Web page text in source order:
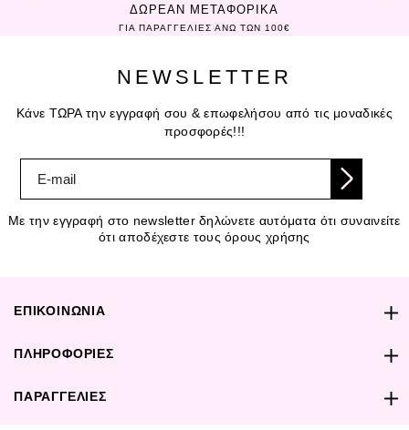
ΔΩΡΕΑΝ ΜΕΤΑΦΟΡΙΚΑ
ΓΙΑ ΠΑΡΑΓΓΕΛΙΕΣ ΑΝΩ ΤΩΝ 100€
NEWSLETTER
Κάνε ΤΩΡΑ την εγγραφή σου & επωφελήσου από τις μοναδικές
προσφορές!!!
Με την εγγραφή στο newsletter δηλώνετε αυτόματα ότι συναινείτε
ότι αποδέχεστε τους όρους χρήσης
ΕΠΙΚΟΙΝΩΝΙΑ
ΠΛΗΡΟΦΟΡΙΕΣ
ΠΑΡΑΓΓΕΛΙΕΣ